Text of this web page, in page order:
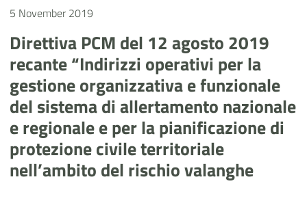
5 November 2019
Direttiva PCM del 12 agosto 2019
recante “Indirizzi operativi per la
gestione organizzativa e funzionale
del sistema di allertamento nazionale
e regionale e per la pianificazione di
protezione civile territoriale
nell’ambito del rischio valanghe